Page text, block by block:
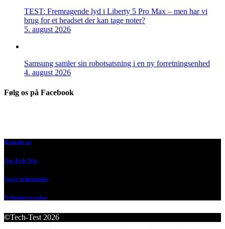
TEST: Fremragende lyd i Liberty 5 Pro Max – men har vi
brug for et headset der kan tage noter?
5. august 2026
Samsung samler sin robotsatsning i en ny forretningsenhed
4. august 2026
Følg os på Facebook
Kontakt os
Om Tech-Test
Vores bedømmelse
Nyhedsbrevsarkiv
©Tech-Test 2026